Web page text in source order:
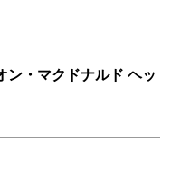
ン・マクドナルド ヘッ